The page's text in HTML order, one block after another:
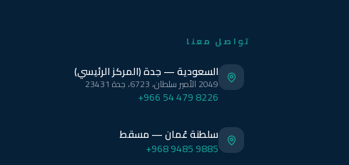
تواصل معنا
السعودية — جدة (المركز الرئيسي)
2049 الأمير سلطان، 6723، جدة 23431
+966 54 479 8226
سلطنة عُمان — مسقط
+968 9485 9885